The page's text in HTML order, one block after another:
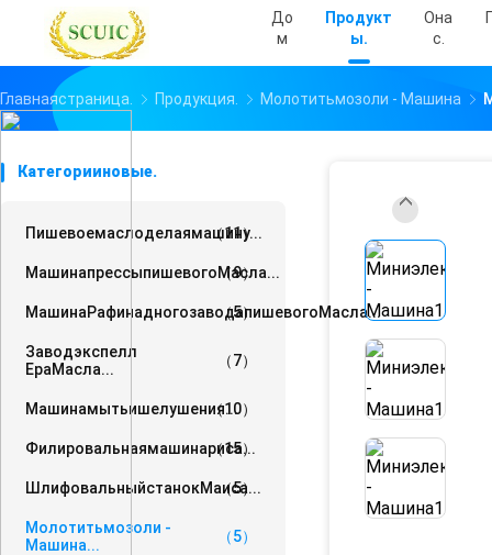
До
М
Продукт
Ы.
Она
С.
Главнаястраница. Продукция. Молотитьмозоли - Машина
Категорииновые.
Пишевоемаслоделаямашину...
（11）
МашинапрессыпишевогоМасла...
（9）
МашинаРафинадногозаводапишевогоМасла...
（5）
Заводэкспелл​​
ЕраМасла...
（7）
Машинамытьишелушения...
（10）
Филировальнаямашинариса...
（15）
ШлифовальныйстанокМаиса...
（5）
Молотитьмозоли -
Машина...
（5）